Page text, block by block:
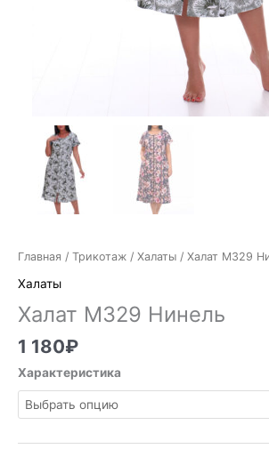
Главная / Трикотаж / Халаты / Халат М329
Халаты
Халат М329 Нинель
1 180₽
Характеристика